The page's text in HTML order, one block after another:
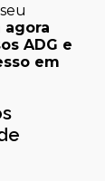
agora
ADG e
em